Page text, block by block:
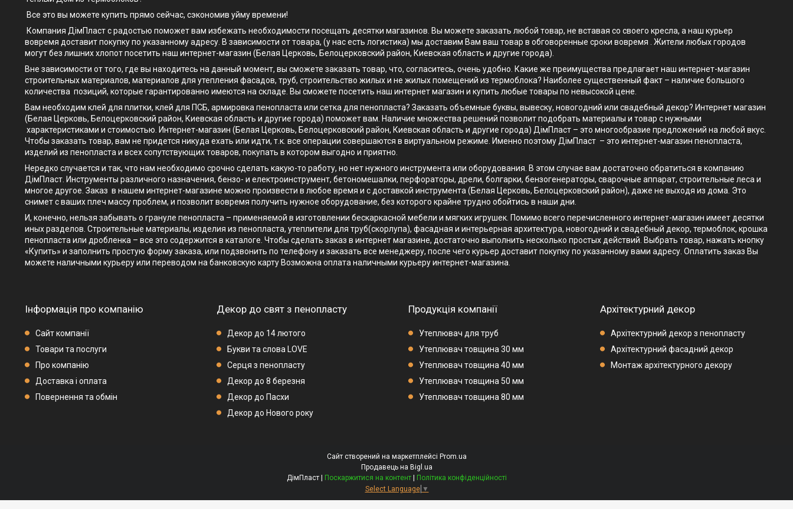
Все это вы можете купить прямо сейчас, сэкономив уйму времени!
Компания ДімПласт с радостью поможет вам избежать необходимости посещать десятки магазинов. Вы можете заказать любой товар, не вставая со своего кресла, а наш курьер
вовремя доставит покупку по указанному адресу. В зависимости от товара, (у нас есть логистика) мы доставим Вам ваш товар в обговоренные сроки вовремя . Жители любых городов
могут без лишних хлопот посетить наш интернет-магазин (Белая Церковь, Белоцерковский район, Киевская область и другие города).
Вне зависимости от того, где вы находитесь на данный момент, вы сможете заказать товар, что, согласитесь, очень удобно. Какие же преимущества предлагает наш интернет-магазин
строительных материалов, материалов для утепления фасадов, труб, строительство жилых и не жилых помещений из термоблока? Наиболее существенный факт – наличие большого
количества позиций, которые гарантированно имеются на складе. Вы сможете посетить наш интернет магазин и купить любые товары по невысокой цене.
Вам необходим клей для плитки, клей для ПСБ, армировка пенопласта или сетка для пенопласта? Заказать объемные буквы, вывеску, новогодний или свадебный декор? Интернет магазин
(Белая Церковь, Белоцерковский район, Киевская область и другие города) поможет вам. Наличие множества решений позволит подобрать материалы и товар с нужными
характеристиками и стоимостью. Интернет-магазин (Белая Церковь, Белоцерковский район, Киевская область и другие города) ДімПласт – это многообразие предложений на любой вкус.
Чтобы заказать товар, вам не придется никуда ехать или идти, т.к. все операции совершаются в виртуальном режиме. Именно поэтому ДімПласт – это интернет-магазин пенопласта,
изделий из пенопласта и всех сопутствующих товаров, покупать в котором выгодно и приятно.
Нередко случается и так, что нам необходимо срочно сделать какую-то работу, но нет нужного инструмента или оборудования. В этом случае вам достаточно обратиться в компанию
ДімПласт. Инструменты различного назначения, бензо- и електроинструмент, бетономешалки, перфораторы, дрели, болгарки, бензогенераторы, сварочные аппарат, строительные леса и
многое другое. Заказ в нашем интернет-магазине можно произвести в любое время и с доставкой инструмента (Белая Церковь, Белоцерковский район), даже не выходя из дома. Это
снимет с ваших плеч массу проблем, и позволит вовремя получить нужное оборудование, без которого крайне трудно обойтись в наши дни.
И, конечно, нельзя забывать о грануле пенопласта – применяемой в изготовлении бескаркасной мебели и мягких игрушек. Помимо всего перечисленного интернет-магазин имеет десятки
иных разделов. Строительные материалы, изделия из пенопласта, утеплители для труб(скорлупа), фасадная и интерьерная архитектура, новогодний и свадебный декор, термоблок, крошка
пенопласта или дробленка – все это содержится в каталоге. Чтобы сделать заказ в интернет магазине, достаточно выполнить несколько простых действий. Выбрать товар, нажать кнопку
«Купить» и заполнить простую форму заказа, или подзвонить по телефону и заказать все менеджеру, после чего курьер доставит покупку по указанному вами адресу. Оплатить заказ Вы
можете наличными курьеру или переводом на банковскую карту Возможна оплата наличными курьеру интернет-магазина.
Інформація про компанію
Сайт компанії
Товари та послуги
Про компанію
Доставка і оплата
Повернення та обмін
Декор до свят з пенопласту
Декор до 14 лютого
Букви та слова LOVE
Серця з пенопласту
Декор до 8 березня
Декор до Пасхи
Декор до Нового року
Продукція компанії
Утеплювач для труб
Утеплювач товщина 30 мм
Утеплювач товщина 40 мм
Утеплювач товщина 50 мм
Утеплювач товщина 80 мм
Архітектурний декор
Архітектурний декор з пенопласту
Архітектурний фасадний декор
Монтаж архітектурного декору
Сайт створений на маркетплейсі Prom.ua
Продавець на Bigl.ua
Поскаржитися на контент
Політика конфіденційності
Select Language ▼